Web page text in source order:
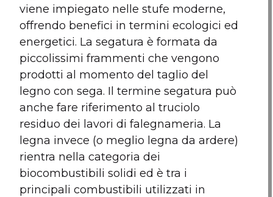
viene impiegato nelle stufe moderne,
offrendo benefici in termini ecologici ed
energetici. La segatura è formata da
piccolissimi frammenti che vengono
prodotti al momento del taglio del
legno con sega. Il termine segatura può
anche fare riferimento al truciolo
residuo dei lavori di falegnameria. La
legna invece (o meglio legna da ardere)
rientra nella categoria dei
biocombustibili solidi ed è tra i
principali combustibili utilizzati in